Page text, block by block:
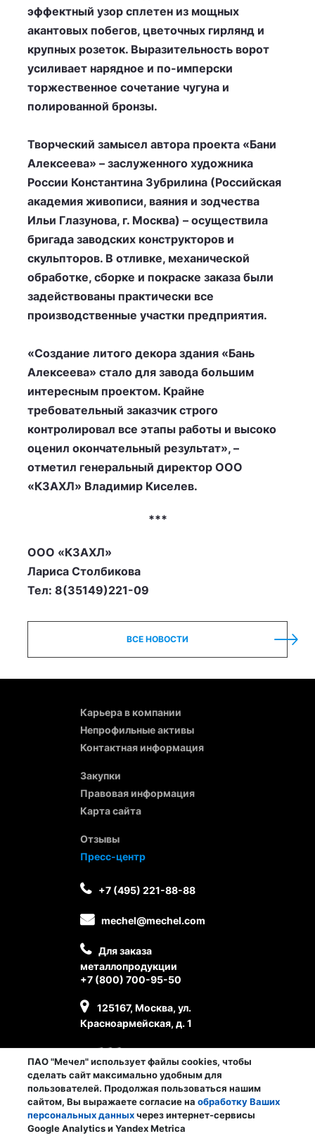
эффектный узор сплетен из мощных
акантовых побегов, цветочных гирлянд и
крупных розеток. Выразительность ворот
усиливает нарядное и по-имперски
торжественное сочетание чугуна и
полированной бронзы.
Творческий замысел автора проекта «Бани
Алексеева» – заслуженного художника
России Константина Зубрилина (Российская
академия живописи, ваяния и зодчества
Ильи Глазунова, г. Москва) – осуществила
бригада заводских конструкторов и
скульпторов. В отливке, механической
обработке, сборке и покраске заказа были
задействованы практически все
производственные участки предприятия.
«Создание литого декора здания «Бань
Алексеева» стало для завода большим
интересным проектом. Крайне
требовательный заказчик строго
контролировал все этапы работы и высоко
оценил окончательный результат», –
отметил генеральный директор ООО
«КЗАХЛ» Владимир Киселев.
***
ООО «КЗАХЛ»
Лариса Столбикова
Тел: 8(35149)221-09
ВСЕ НОВОСТИ
Личный кабинет сотрудника
Карьера в компании
Непрофильные активы
Контактная информация
Закупки
Правовая информация
Карта сайта
Отзывы
Пресс-центр
+7 (495) 221-88-88
mechel@mechel.com
Для заказа
металлопродукции
+7 (800) 700-95-50
125167, Москва, ул.
Красноармейская, д. 1
ПАО "Мечел" использует файлы cookies, чтобы
сделать сайт максимально удобным для
пользователей. Продолжая пользоваться нашим
сайтом, Вы выражаете согласие на обработку Ваших
персональных данныхчерез интернет-сервисы
Google Analytics и Yandex Metrica